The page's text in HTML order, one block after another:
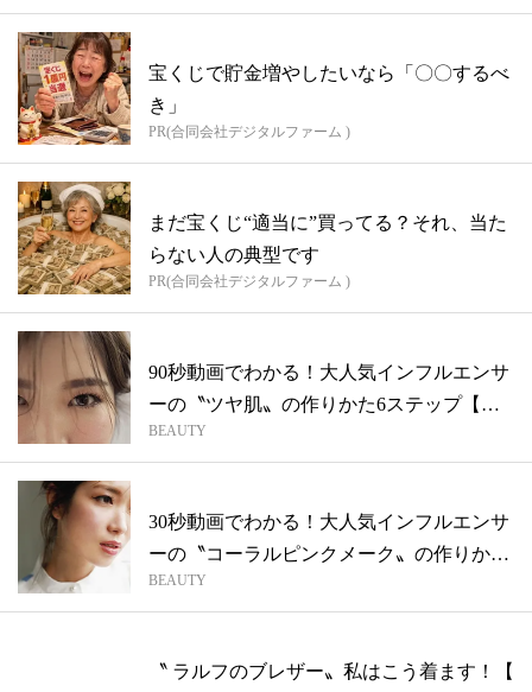
宝くじで貯金増やしたいなら「〇〇するべ
き」
PR(合同会社デジタルファーム )
まだ宝くじ“適当に”買ってる？それ、当た
らない人の典型です
PR(合同会社デジタルファーム )
90秒動画でわかる！大人気インフルエンサ
ーの〝ツヤ肌〟の作りかた6ステップ【川
人...
BEAUTY
30秒動画でわかる！大人気インフルエンサ
ーの〝コーラルピンクメーク〟の作りかた
3...
BEAUTY
〝 ラルフのブレザー〟私はこう着ます！【